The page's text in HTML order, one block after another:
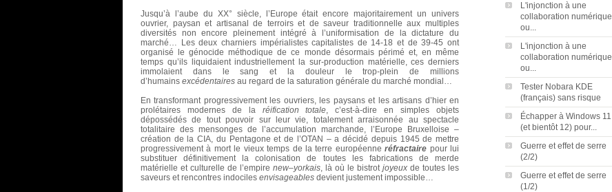
L'injonction à une
collaboration numérique
ou...
L'injonction à une
collaboration numérique
ou...
Tester Nobara KDE
(français) sans risque
Échapper à Windows 11
(et bientôt 12) pour...
Guerre et effet de serre
(2/2)
Guerre et effet de serre
(1/2)
Jusqu’à l’aube du XX° siècle, l’Europe était encore majoritairement un univers
ouvrier, paysan et artisanal de terroirs et de saveur traditionnelle aux multiples
diversités non encore pleinement intégré à l’uniformisation de la dictature du
marché… Les deux charniers impérialistes capitalistes de 14-18 et de 39-45 ont
organisé le génocide méthodique de ce monde désormais périmé et, en même
temps qu’ils liquidaient industriellement la sur-production matérielle, ces derniers
immolaient dans le sang et la douleur le trop-plein de millions
d’humains excédentaires au regard de la saturation générale du marché mondial…
En transformant progressivement les ouvriers, les paysans et les artisans d’hier en
prolétaires modernes de la réification totale , c’est-à-dire en simples objets
dépossédés de tout pouvoir sur leur vie, totalement arraisonnée au spectacle
totalitaire des mensonges de l’accumulation marchande, l’Europe Bruxelloise –
création de la CIA, du Pentagone et de l’OTAN – a décidé depuis 1945 de mettre
progressivement à mort le vieux temps de la terre européenneréfractaire pour lui
substituer définitivement la colonisation de toutes les fabrications de merde
matérielle et culturelle de l’empire new–yorkais , là où le bistrot joyeux de toutes les
saveurs et rencontres indociles envisageables devient justement impossible…